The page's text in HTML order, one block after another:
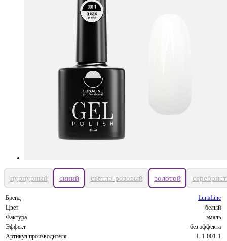
пурпурный синий светло-розовый золотой
Бренд
LunaLine
Цвет
белый
Фактура
эмаль
Эффект
без эффекта
Артикул производителя
L.1-001-1